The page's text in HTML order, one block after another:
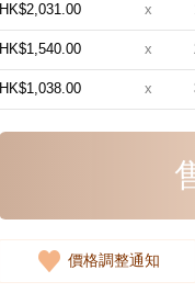
HK$2,031.00 x
HK$1,540.00 x
HK$1,038.00 x
價格調整通知
Chanel 香